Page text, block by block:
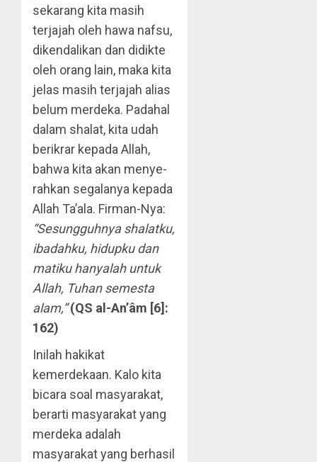
sekarang kita masih
terjajah oleh ha­wa nafsu,
dikendalikan dan didikte
oleh orang lain, maka kita
jelas masih terjajah alias
belum mer­deka. Padahal
dalam shalat, kita udah
ber­ikrar kepada Allah,
bahwa kita akan menye­
rahkan segalanya kepada
Allah Ta’ala. Firman-Nya:
“Sesungguhnya shalatku,
ibadahku, hidupku dan
matiku hanyalah untuk
Allah, Tuhan semesta
alam,”(QS al-An’âm [6]:
162)
Inilah hakikat
kemerdekaan. Kalo kita
bi­cara soal masyarakat,
berarti masyarakat yang
merdeka adalah
masyarakat yang berhasil